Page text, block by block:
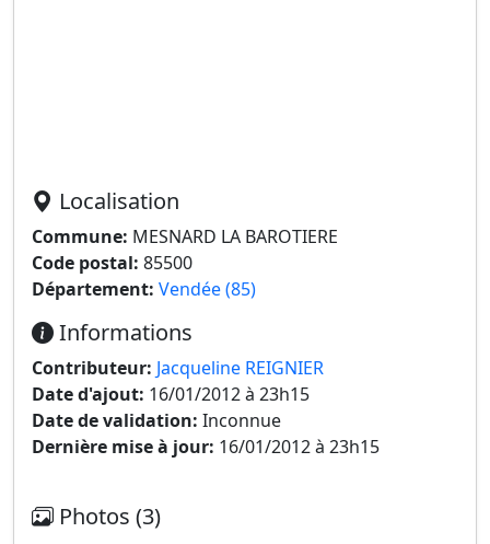
Localisation
Commune: MESNARD LA BAROTIERE
Code postal: 85500
Département: Vendée (85)
Informations
Contributeur: Jacqueline REIGNIER
Date d'ajout: 16/01/2012 à 23h15
Date de validation: Inconnue
Dernière mise à jour: 16/01/2012 à 23h15
Photos (3)